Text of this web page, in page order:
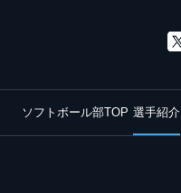
ソフトボール部TOP 選手紹介